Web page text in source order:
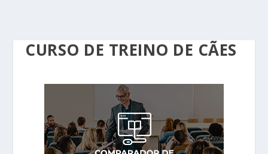
CURSO DE TREINO DE CÃES